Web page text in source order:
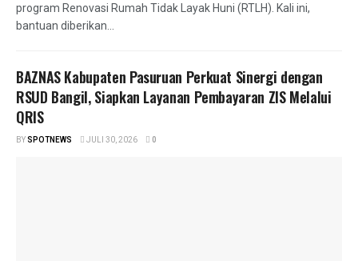
program Renovasi Rumah Tidak Layak Huni (RTLH). Kali ini,
bantuan diberikan...
BAZNAS Kabupaten Pasuruan Perkuat Sinergi dengan
RSUD Bangil, Siapkan Layanan Pembayaran ZIS Melalui
QRIS
BYSPOTNEWS JULI 30, 2026 0